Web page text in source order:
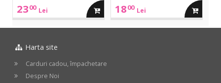
2300 Lei adauga
in
1800 Lei adauga
in
Harta site
Carduri cadou, împachetare
Despre Noi